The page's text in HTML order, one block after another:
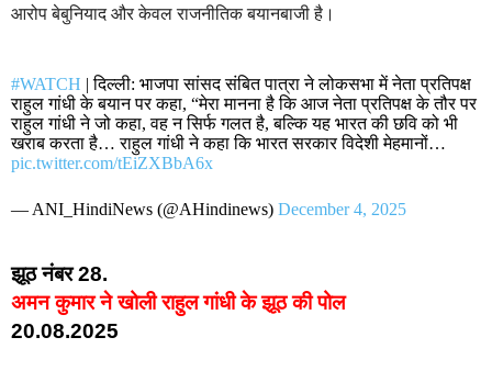
आरोप बेबुनियाद और केवल राजनीतिक बयानबाजी है।
#WATCH | दिल्ली: भाजपा सांसद संबित पात्रा ने लोकसभा में नेता प्रतिपक्ष
राहुल गांधी के बयान पर कहा, “मेरा मानना ​​है कि आज नेता प्रतिपक्ष के तौर पर
राहुल गांधी ने जो कहा, वह न सिर्फ गलत है, बल्कि यह भारत की छवि को भी
खराब करता है… राहुल गांधी ने कहा कि भारत सरकार विदेशी मेहमानों…
pic.twitter.com/tEiZXBbA6x
— ANI_HindiNews (@AHindinews) December 4, 2025
झूठ नंबर 28.
अमन कुमार ने खोली राहुल गांधी के झूठ की पोल
20.08.2025